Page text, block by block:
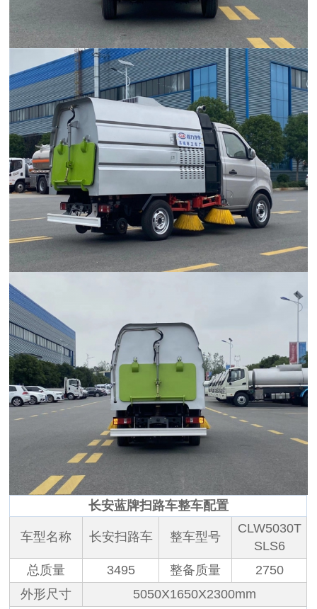
长安蓝牌扫路车整车配置
车型名称 长安扫路车 整车型号
CLW5030T
SLS6
总质量
3495 整备质量
2750
外形尺寸
5050X1650X2300mm